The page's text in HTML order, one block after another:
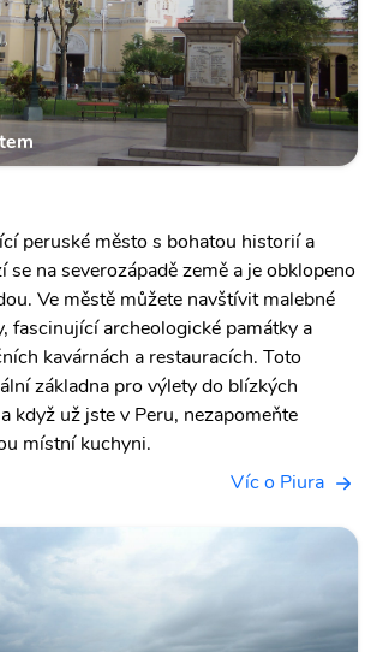
peruské město s bohatou historií a
se na severozápadě země a je obklopeno
Ve městě můžete navštívit malebné
fascinující archeologické památky a
kavárnách a restauracích. Toto
základna pro výlety do blízkých
když už jste v Peru, nezapomeňte
místní kuchyni.
Víc o Piura